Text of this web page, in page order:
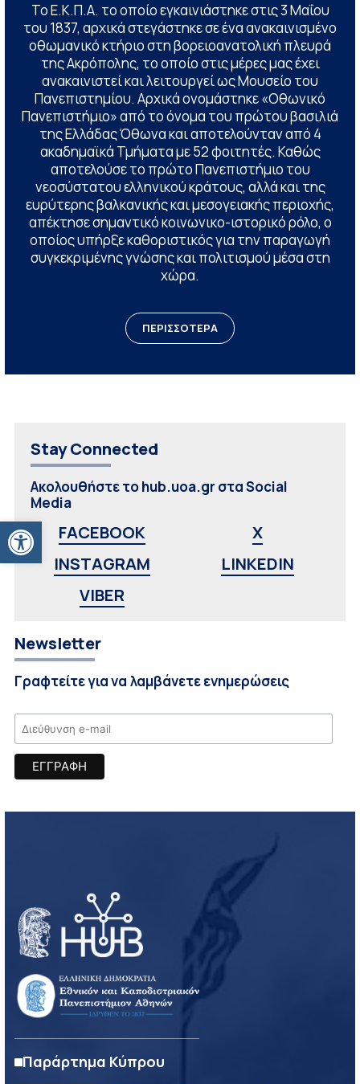
Ανοίξτε τη γραμμή εργαλείων
Το Ε.Κ.Π.Α. το οποίο εγκαινιάστηκε στις 3 Μαΐου
του 1837, αρχικά στεγάστηκε σε ένα ανακαινισμένο
οθωμανικό κτήριο στη βορειοανατολική πλευρά
της Ακρόπολης, το οποίο στις μέρες μας έχει
ανακαινιστεί και λειτουργεί ως Μουσείο του
Πανεπιστημίου. Αρχικά ονομάστηκε «Οθωνικό
Πανεπιστήμιο» από το όνομα του πρώτου βασιλιά
της Ελλάδας Όθωνα και αποτελούνταν από 4
ακαδημαϊκά Τμήματα με 52 φοιτητές. Καθώς
αποτελούσε το πρώτο Πανεπιστήμιο του
νεοσύστατου ελληνικού κράτους, αλλά και της
ευρύτερης βαλκανικής και μεσογειακής περιοχής,
απέκτησε σημαντικό κοινωνικο-ιστορικό ρόλο, ο
οποίος υπήρξε καθοριστικός για την παραγωγή
συγκεκριμένης γνώσης και πολιτισμού μέσα στη
χώρα.
ΠΕΡΙΣΣΟΤΕΡΑ
Stay Connected
Ακολουθήστε το hub.uoa.gr στα Social
Media
FACEBOOK
X
INSTAGRAM
LINKEDIN
VIBER
Newsletter
Γραφτείτε για να λαμβάνετε ενημερώσεις
Παράρτημα Κύπρου